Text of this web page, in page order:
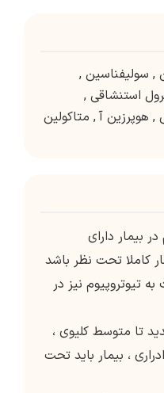
, سولیفناسین ,
استنشاقی ,
, هوپرزین آ , متاکولین
بیمار دارای
کاملا تحت نظر باشد
تیوتروپیوم نیز در
تا متوسط کلیوی ،
، بیمار باید تحت